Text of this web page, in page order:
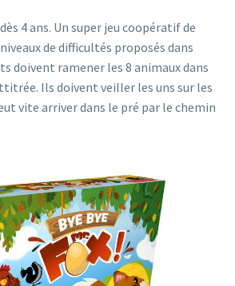
4 ans. Un super jeu coopératif de
de difficultés proposés dans
doivent ramener les 8 animaux dans
Ils doivent veiller les uns sur les
vite arriver dans le pré par le chemin